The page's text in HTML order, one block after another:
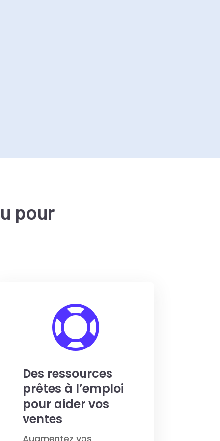
pour

Des ressources
prêtes à l’emploi
pour aider vos
ventes
Augmentez vos